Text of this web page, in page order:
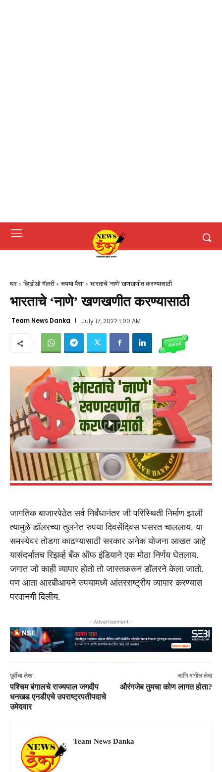
घर व्हिडीओ गॅलरी रूपया पैसा भारताचे 'नाणे' खणखणीत करण्यासाठी
भारताचे ‘नाणे’ खणखणीत करण्यासाठी
Team News Danka July 17, 2022 1:00 AM
जागतिक बाजारपेठेत सर्व निर्बंधानंतर जी परिस्थिती निर्माण झाली
त्यामुळे डॉलरच्या तुलनेत रुपया दिवसेंदिवस घसरत चाललाय. या
समस्येवर तोडगा काढण्यासाठी सरकार अनेक योजना आखत आहे
यासंदर्भातच रिझर्व्ह बँक ऑफ इंडियाने एक मोठा निर्णय घेतलाय.
जगात जो काही व्यापार होतो तो जास्तकरून डॉलरने केला जातो.
पण आता आरबीआयने रुपयामध्ये आंतरराष्ट्रीय व्यापार करण्यास
परवानगी दिलीय.
- Advertisement -
पूर्वीचा लेख
पश्चिम बंगालचे राज्यपाल जगदीप
धनखड एनडीएचे उपराष्ट्रपतीपदाचे
उमेदवार
आणि मागील लेख
औरंगजेब तुमचा कोण लागत होता?
Team News Danka